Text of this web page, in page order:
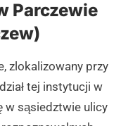
Parczewie
zlokalizowany przy
tej instytucji w
w sąsiedztwie ulicy